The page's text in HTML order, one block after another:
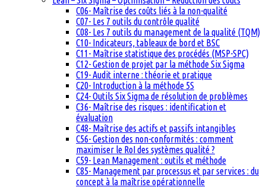
C06- Maîtrise des coûts liés à la non-qualité
C07- Les 7 outils du contrôle qualité
C08- Les 7 outils du management de la qualité (TQM)
C10- Indicateurs, tableaux de bord et BSC
C11- Maîtrise statistique des procédés (MSP-SPC)
C12- Gestion de projet par la méthode Six Sigma
C19- Audit interne : théorie et pratique
C20- Introduction à la méthode 5S
C24- Outils Six Sigma de résolution de problèmes
C36- Maîtrise des risques : identification et
évaluation
C48- Maîtrise des actifs et passifs intangibles
C56- Gestion des non-conformités : comment
maximiser le RoI des systèmes qualité ?
C59- Lean Management : outils et méthode
C85- Management par processus et par services : du
concept à la maîtrise opérationnelle